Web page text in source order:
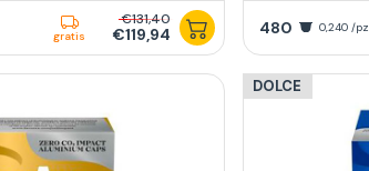
gratis
€131,40
€119,94 480 0,240 /pz
DOLCE